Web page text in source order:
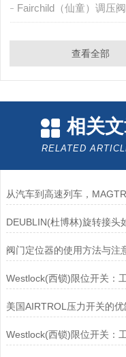
Fairchild（仙童）调压阀
查看全部
相关
RELATED
阀门定位器的使用方法与注